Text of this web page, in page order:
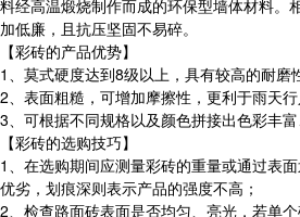
料经高温煅烧制作而成的环保型墙体材料。
加低廉，且抗压坚固不易碎。
【彩砖的产品优势】
1、莫式硬度达到8级以上，具有较高的耐磨
2、表面粗糙，可增加摩擦性，更利于雨天行
3、可根据不同规格以及颜色拼接出色彩丰富
【彩砖的选购技巧】
1、在选购期间应测量彩砖的重量或通过表
优劣，划痕深则表示产品的强度不高；
2、检查路面砖表面是否均匀、亮光，若单